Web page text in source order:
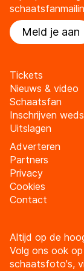
Meld je aan
Tickets
Nieuws & video
Schaatsfan
Inschrijven
Uitslagen
Adverteren
Partners
Privacy
Cookies
Contact
Altijd op de
Volg ons ook
schaatsfoto's,